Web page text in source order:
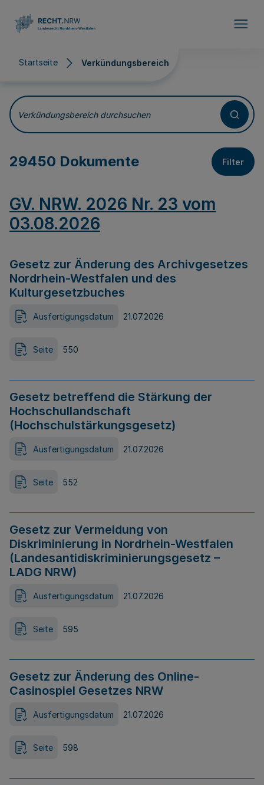
Startseite Verkündungsbereich
Verkündungsbereich
Verkündungsbereich durchsuchen
29450 Dokumente Filter
GV. NRW. 2026 Nr. 23 vom
03.08.2026
Gesetz zur Änderung des Archivgesetzes
Nordrhein-Westfalen und des
Kulturgesetzbuches
Ausfertigungsdatum 21.07.2026
Seite 550
Gesetz betreffend die Stärkung der
Hochschullandschaft
(Hochschulstärkungsgesetz)
Ausfertigungsdatum 21.07.2026
Seite 552
Gesetz zur Vermeidung von
Diskriminierung in Nordrhein-Westfalen
(Landesantidiskriminierungsgesetz –
LADG NRW)
Ausfertigungsdatum 21.07.2026
Seite 595
Gesetz zur Änderung des Online-
Casinospiel Gesetzes NRW
Ausfertigungsdatum 21.07.2026
Seite 598